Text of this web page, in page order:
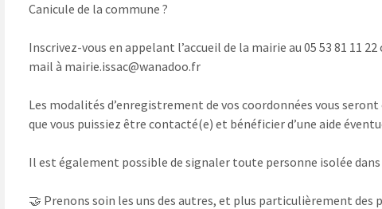
Canicule de la commune ?
Inscrivez-vous en appelant l’accueil de la mairie au 05 53 81 11
mail à mairie.issac@wanadoo.fr
Les modalités d’enregistrement de vos coordonnées vous
que vous puissiez être contacté(e) et bénéficier d’une aide
Il est également possible de signaler toute personne isolée
🤝 Prenons soin les uns des autres, et plus particulièrement des